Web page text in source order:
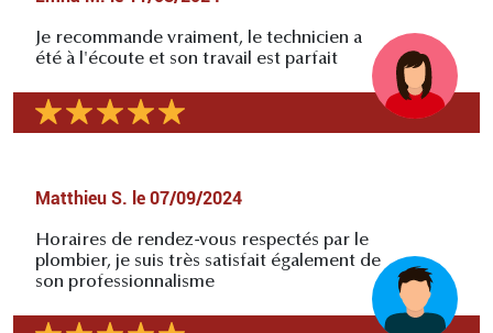
Je recommande vraiment, le technicien a
été à l'écoute et son travail est parfait
Matthieu S. le 07/09/2024
Horaires de rendez-vous respectés par le
plombier, je suis très satisfait également de
son professionnalisme